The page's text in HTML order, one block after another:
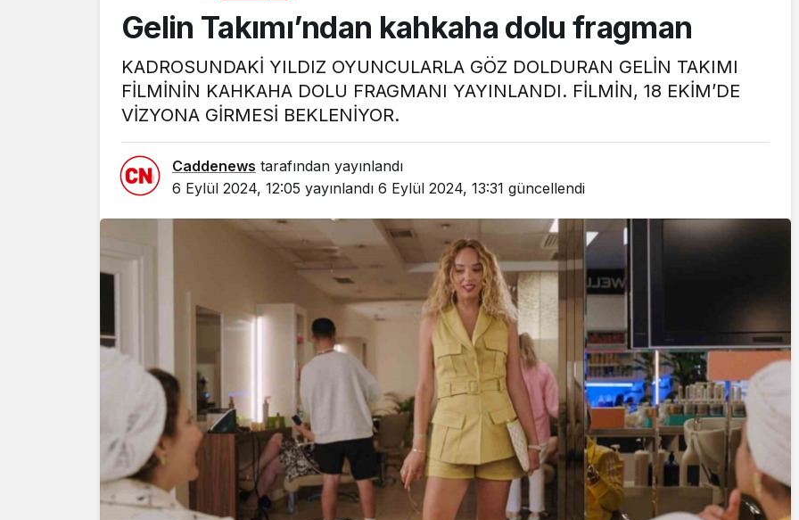
Gelin Takımı’ndan kahkaha dolu fragman
KADROSUNDAKİ YILDIZ OYUNCULARLA GÖZ DOLDURAN GELİN TAKIMI
FİLMİNİN KAHKAHA DOLU FRAGMANI YAYINLANDI. FİLMİN, 18 EKİM’DE
VİZYONA GİRMESİ BEKLENİYOR.
Caddenews tarafından yayınlandı
6 Eylül 2024, 12:05 yayınlandı 6 Eylül 2024, 13:31 güncellendi
Yazarlar
AKDENİZ, BİR AÇIK
HAVA HAZİNESİ
Erdoğan’a Suikast
Girişiminde Bulunan
FETÖ Firarisi B.K.
Afyonkarahisar’da
Yakalandı